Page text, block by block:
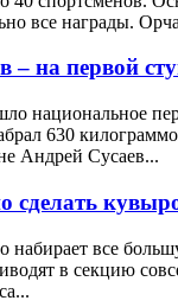
все награды.
– на первой
национальное
630
Андрей Сусаев...
сделать
все
в секцию